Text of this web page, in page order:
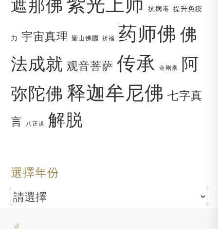
遮那佛
抗病毒 提升免疫
力 宇宙真理 聖山佛國 祈福 药师佛 佛
法成就 观音菩萨 传承 金刚乘
阿
弥陀佛 释迦牟尼佛 七字真
言 八正道 解脱
選擇年份